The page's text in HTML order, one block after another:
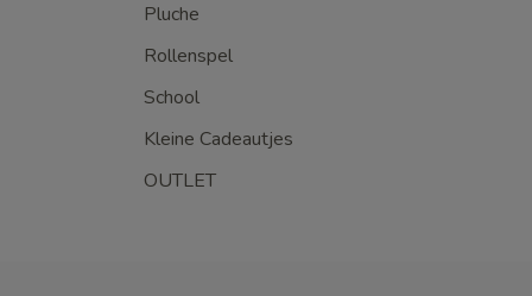
Pluche
Rollenspel
School
Kleine Cadeautjes
OUTLET